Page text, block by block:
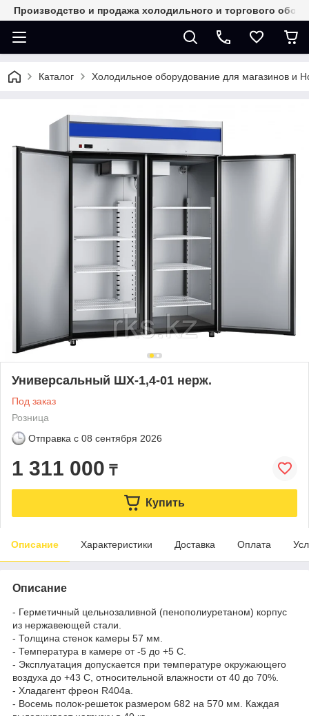
Производство и продажа холодильного и торгового
Каталог Холодильное оборудование для магазинов и
Универсальный ШХ-1,4-01 нерж.
Под заказ
Розница
Отправка с 08 сентября 2026
1 311 000 ₸
Купить
Описание Характеристики Доставка Оплата
Описание
- Герметичный цельнозаливной (пенополиуретаном) корпус
из нержавеющей стали.
- Толщина стенок камеры 57 мм.
- Температура в камере от -5 до +5 С.
- Эксплуатация допускается при температуре окружающего
воздуха до +43 С, относительной влажности от 40 до 70%.
- Хладагент фреон R404а.
- Восемь полок-решеток размером 682 на 570 мм. Каждая